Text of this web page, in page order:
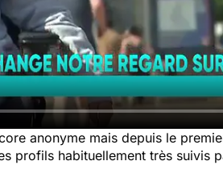
anonyme mais depuis le
profils habituellement très suivis